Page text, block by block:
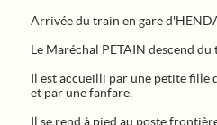
Arrivée du train en gare
Le Maréchal PETAIN descend
Il est accueilli par une petite fille
et par une fanfare.
Il se rend à pied au poste